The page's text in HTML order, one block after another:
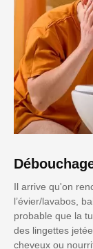
Il arrive qu'on
l’évier/lavabos,
probable que la
des lingettes
cheveux ou